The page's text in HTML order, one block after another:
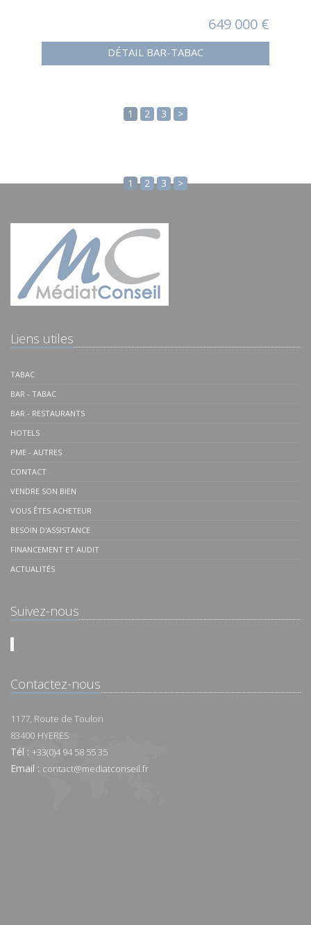
649 000 €
DÉTAIL BAR-TABAC
1 2 3 >
1 2 3 >
Liens utiles
TABAC
BAR - TABAC
BAR - RESTAURANTS
HOTELS
PME - AUTRES
CONTACT
VENDRE SON BIEN
VOUS ÊTES ACHETEUR
BESOIN D'ASSISTANCE
FINANCEMENT ET AUDIT
ACTUALITÉS
Suivez-nous
Contactez-nous
1177, Route de Toulon
83400 HYERES
Tél : +33(0)4 94 58 55 35
Email : contact@mediatconseil.fr